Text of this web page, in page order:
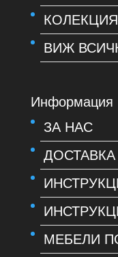
ВИЖ
Информация
ЗА НАС
МЕБЕЛИ